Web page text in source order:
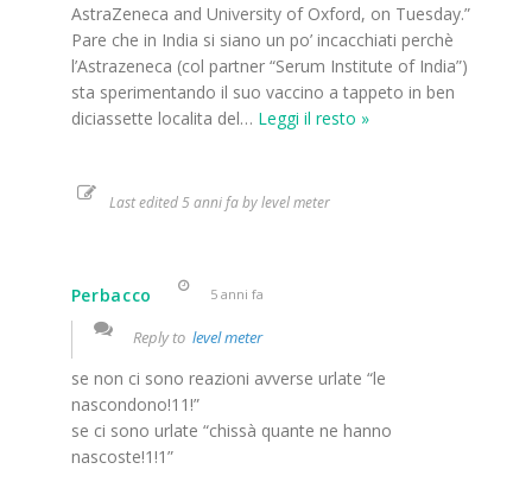
AstraZeneca and University of Oxford, on Tuesday.”
Pare che in India si siano un po’ incacchiati perchè
l’Astrazeneca (col partner “Serum Institute of India”)
sta sperimentando il suo vaccino a tappeto in ben
diciassette localita del… Leggi il resto »
Last edited 5 anni fa by level meter
Perbacco 5 anni fa
Reply to level meter
se non ci sono reazioni avverse urlate “le
nascondono!11!”
se ci sono urlate “chissà quante ne hanno
nascoste!1!1”